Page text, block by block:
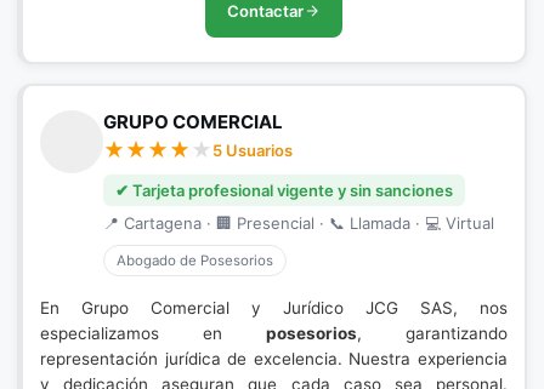
Contactar
GRUPO COMERCIAL
5 Usuarios
✔ Tarjeta profesional vigente y sin sanciones
📍 Cartagena · 🏢 Presencial · 📞 Llamada · 💻 Virtual
Abogado de Posesorios
En Grupo Comercial y Jurídico JCG SAS, nos
especializamos en posesorios, garantizando
representación jurídica de excelencia. Nuestra experiencia
y dedicación aseguran que cada caso sea personal.